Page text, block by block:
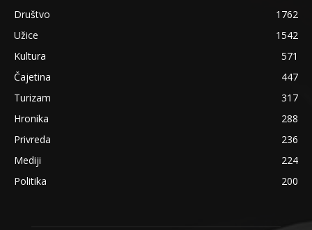
Društvo
1762
Užice
1542
Kultura
571
Čajetina
447
Turizam
317
Hronika
288
Privreda
236
Mediji
224
Politika
200